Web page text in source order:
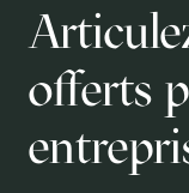
offerts